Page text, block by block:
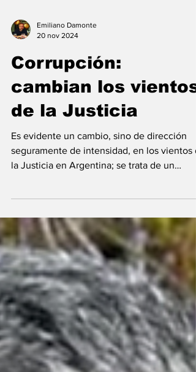
Emiliano Damonte
20 nov 2024
Corrupción:
cambian los vientos
de la Justicia
Es evidente un cambio, sino de dirección
la Justicia en Argentina; se trata de un
proceso...